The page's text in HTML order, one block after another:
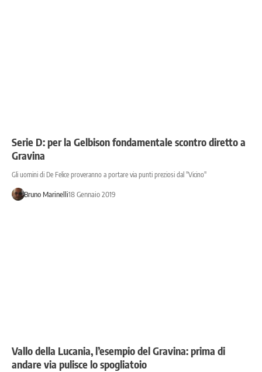
Serie D: per la Gelbison fondamentale scontro diretto a
Gravina
Gli uomini di De Felice proveranno a portare via punti preziosi dal ''Vicino''
Bruno Marinelli18 Gennaio 2019
Vallo della Lucania, l’esempio del Gravina: prima di
andare via pulisce lo spogliatoio